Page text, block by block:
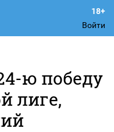
Войти
ю победу
лиге,